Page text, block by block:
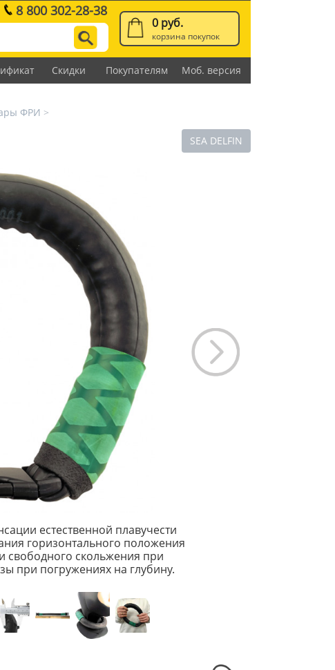
8 800 302-28-38
0 руб.
корзина покупок
Скидки Покупателям Моб. версия
ФРИ >
SEA DELFIN
естественной плавучести
горизонтального положения
свободного скольжения при
при погружениях на глубину.